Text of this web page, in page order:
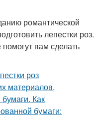
романтической
лепестки роз.
вам сделать